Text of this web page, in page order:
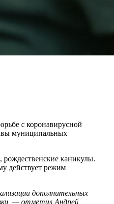
с коронавирусной
муниципальных
рождественские каникулы.
действует режим
дополнительных
— отметил Андрей